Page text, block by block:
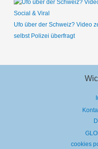
Social & Viral
Ufo über der Schweiz? Video
selbst Polizei überfragt
cookies